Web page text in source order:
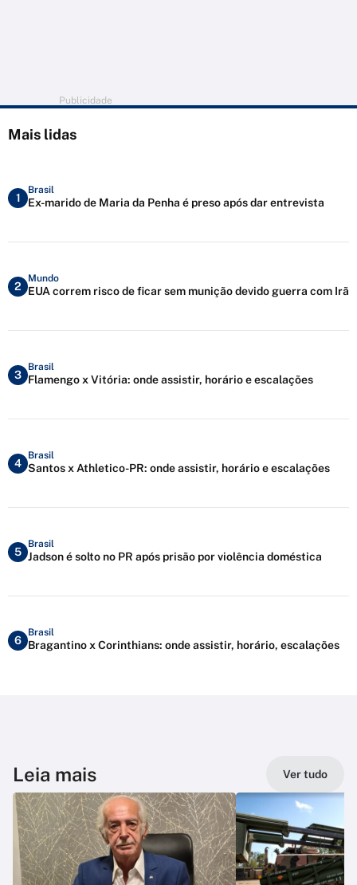
Publicidade
Mais lidas
1
Brasil
Ex-marido de Maria da Penha é preso após dar entrevista
2
Mundo
EUA correm risco de ficar sem munição devido guerra com Irã
3
Brasil
Flamengo x Vitória: onde assistir, horário e escalações
4
Brasil
Santos x Athletico-PR: onde assistir, horário e escalações
5
Brasil
Jadson é solto no PR após prisão por violência doméstica
6
Brasil
Bragantino x Corinthians: onde assistir, horário, escalações
Leia mais Ver tudo